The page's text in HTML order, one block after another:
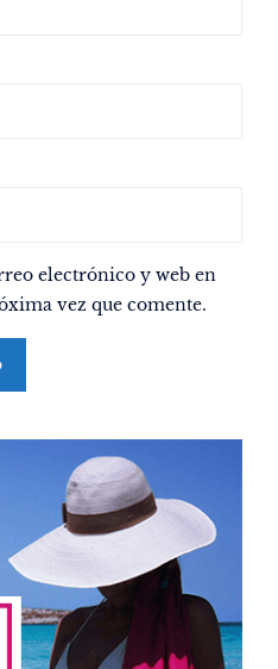
electrónico y web en
vez que comente.